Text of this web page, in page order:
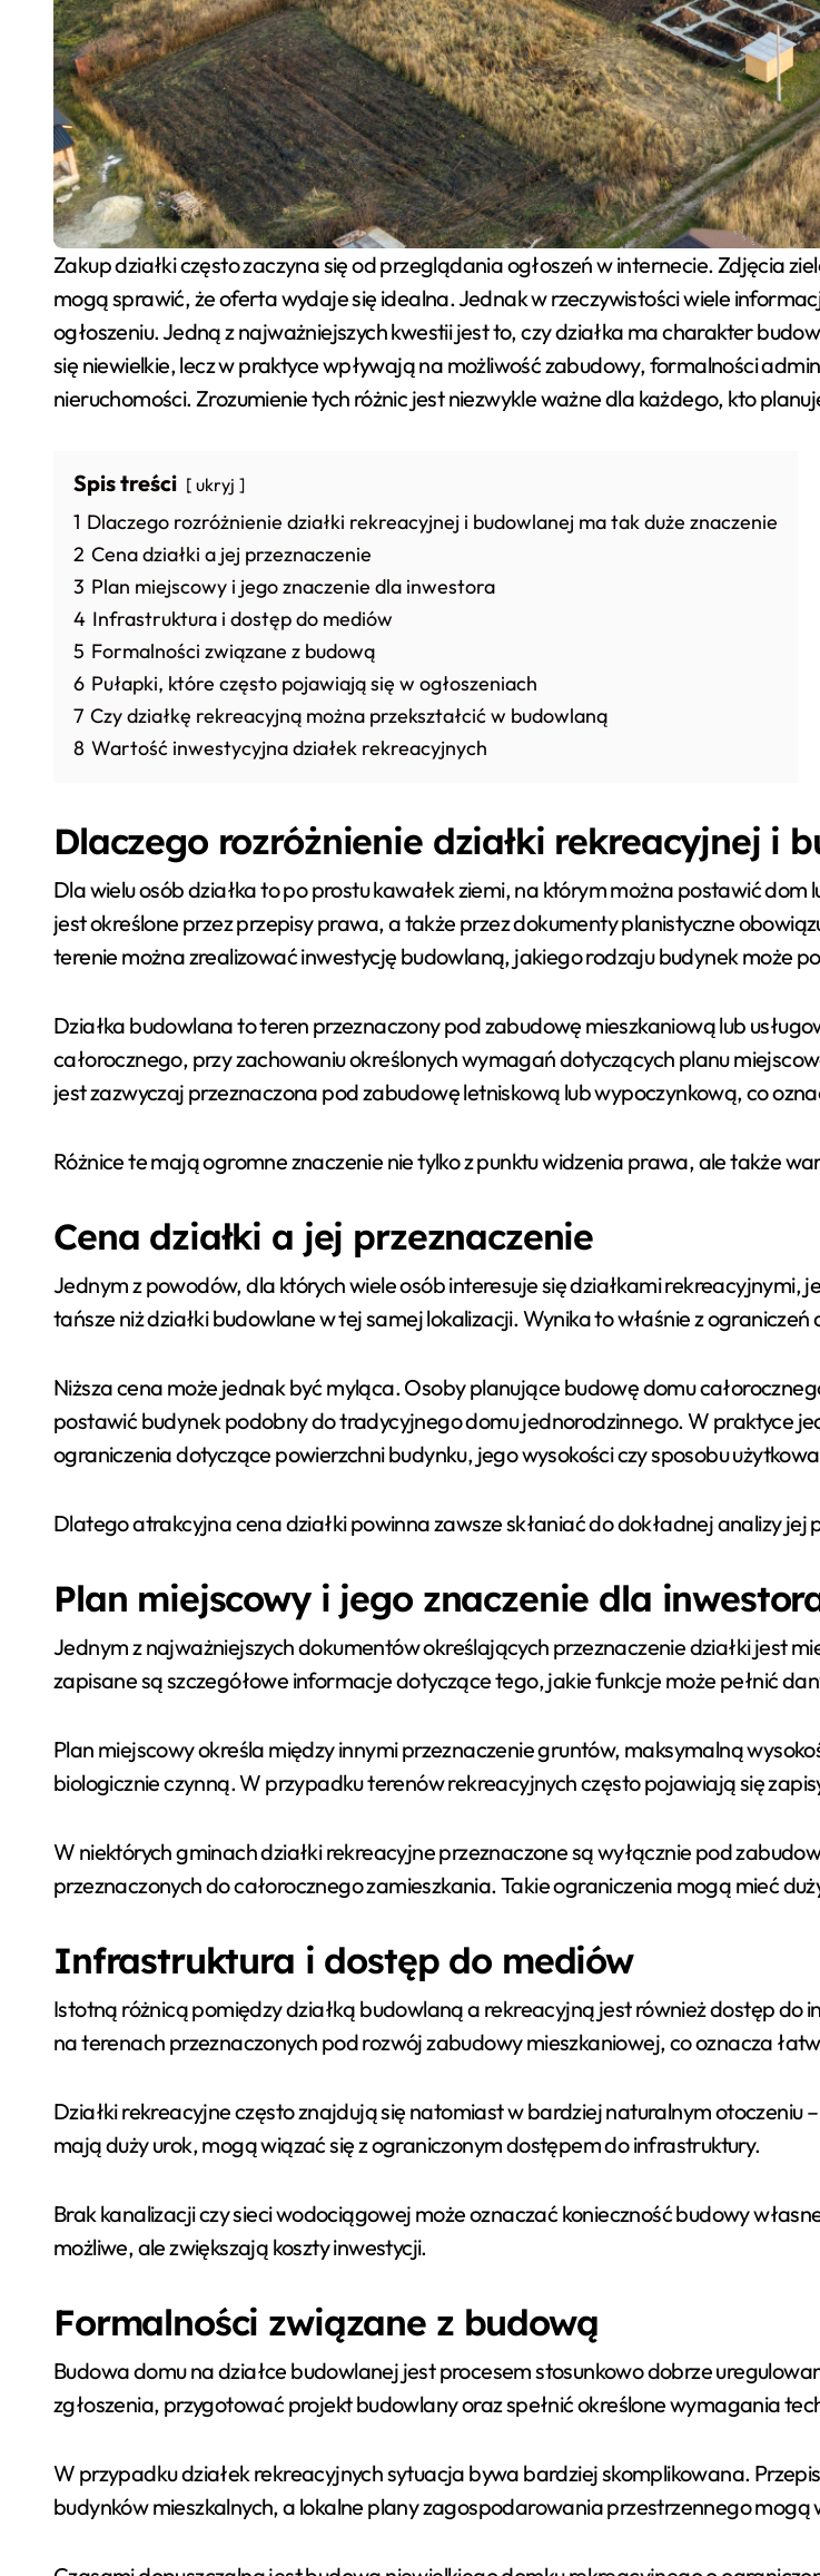
Zakup działki często zaczyna się od przeglądania ogłoszeń w internecie. Zdjęcia zielonego terenu, bliskość lasu lub jeziora, atrakcyjna cena i krótki opis
mogą sprawić, że oferta wydaje się idealna. Jednak w rzeczywistości wiele
ogłoszeniu. Jedną z najważniejszych kwestii jest to, czy działka ma charakter
się niewielkie, lecz w praktyce wpływają na możliwość zabudowy, formalności
nieruchomości. Zrozumienie tych różnic jest niezwykle ważne dla każdego, kto
Spis treści ukryj
1 Dlaczego rozróżnienie działki rekreacyjnej i budowlanej ma tak duże znaczenie
2 Cena działki a jej przeznaczenie
3 Plan miejscowy i jego znaczenie dla inwestora
4 Infrastruktura i dostęp do mediów
5 Formalności związane z budową
6 Pułapki, które często pojawiają się w ogłoszeniach
7 Czy działkę rekreacyjną można przekształcić w budowlaną
8 Wartość inwestycyjna działek rekreacyjnych
Dlaczego rozróżnienie działki rekreacyjnej i
Dla wielu osób działka to po prostu kawałek ziemi, na którym można postawić
jest określone przez przepisy prawa, a także przez dokumenty planistyczne
terenie można zrealizować inwestycję budowlaną, jakiego rodzaju budynek może
Działka budowlana to teren przeznaczony pod zabudowę mieszkaniową lub
całorocznego, przy zachowaniu określonych wymagań dotyczących planu
jest zazwyczaj przeznaczona pod zabudowę letniskową lub wypoczynkową, co
Różnice te mają ogromne znaczenie nie tylko z punktu widzenia prawa, ale także
Cena działki a jej przeznaczenie
Jednym z powodów, dla których wiele osób interesuje się działkami rekreacyjnymi,
tańsze niż działki budowlane w tej samej lokalizacji. Wynika to właśnie z
Niższa cena może jednak być myląca. Osoby planujące budowę domu
postawić budynek podobny do tradycyjnego domu jednorodzinnego. W praktyce
ograniczenia dotyczące powierzchni budynku, jego wysokości czy sposobu
Dlatego atrakcyjna cena działki powinna zawsze skłaniać do dokładnej analizy jej
Plan miejscowy i jego znaczenie dla
Jednym z najważniejszych dokumentów określających przeznaczenie działki jest
zapisane są szczegółowe informacje dotyczące tego, jakie funkcje może pełnić
Plan miejscowy określa między innymi przeznaczenie gruntów, maksymalną
biologicznie czynną. W przypadku terenów rekreacyjnych często pojawiają się
W niektórych gminach działki rekreacyjne przeznaczone są wyłącznie pod
przeznaczonych do całorocznego zamieszkania. Takie ograniczenia mogą mieć
Infrastruktura i dostęp do mediów
Istotną różnicą pomiędzy działką budowlaną a rekreacyjną jest również dostęp do
na terenach przeznaczonych pod rozwój zabudowy mieszkaniowej, co oznacza
Działki rekreacyjne często znajdują się natomiast w bardziej naturalnym otoczeniu
mają duży urok, mogą wiązać się z ograniczonym dostępem do infrastruktury.
Brak kanalizacji czy sieci wodociągowej może oznaczać konieczność budowy
możliwe, ale zwiększają koszty inwestycji.
Formalności związane z budową
Budowa domu na działce budowlanej jest procesem stosunkowo dobrze
zgłoszenia, przygotować projekt budowlany oraz spełnić określone wymagania
W przypadku działek rekreacyjnych sytuacja bywa bardziej skomplikowana.
budynków mieszkalnych, a lokalne plany zagospodarowania przestrzennego